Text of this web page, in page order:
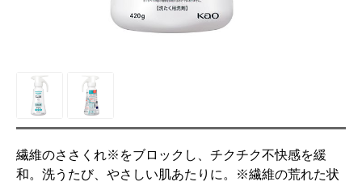
繊維のささくれ※をブロックし、チクチク不快感を緩
和。洗うたび、やさしい肌あたりに。※繊維の荒れた状